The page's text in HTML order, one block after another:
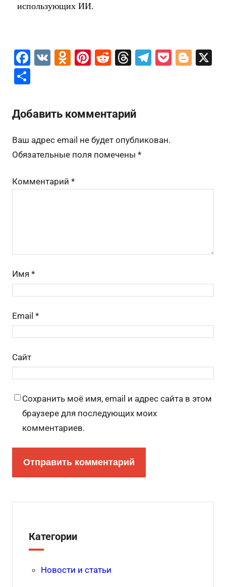
использующих ИИ.
F
a
c
e
b
o
o
V
O
kl
a
s
ni
Pi
st
R
t
T
a
d
s
T
m
P
Bl
п
а
в
ть
Добавить комментарий
Ваш адрес email не будет опубликован.
Обязательные поля помечены *
Комментарий *
Имя *
Email *
Сайт
Сохранить моё имя, email и адрес сайта в этом
браузере для последующих моих
комментариев.
Категории
Новости и статьи